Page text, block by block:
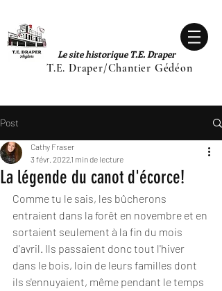
Le site historique T.E. Draper
T.E. Draper/Chantier Gédéon
Post
La légende du canot d'écorce!
Cathy Fraser
3 févr. 20221 min de lecture
Comme tu le sais, les bûcherons
entraient dans la forêt en novembre et en
sortaient seulement à la fin du mois
d'avril. Ils passaient donc tout l'hiver
dans le bois, loin de leurs familles dont
ils s'ennuyaient, même pendant le temps